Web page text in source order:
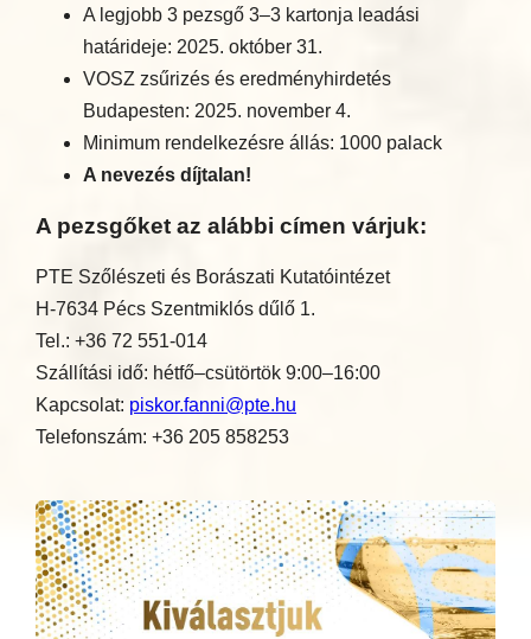
A legjobb 3 pezsgő 3–3 kartonja leadási
határideje: 2025. október 31.
VOSZ zsűrizés és eredményhirdetés
Budapesten: 2025. november 4.
Minimum rendelkezésre állás: 1000 palack
A nevezés díjtalan!
A pezsgőket az alábbi címen várjuk:
PTE Szőlészeti és Borászati Kutatóintézet
H-7634 Pécs Szentmiklós dűlő 1.
Tel.: +36 72 551-014
Szállítási idő: hétfő–csütörtök 9:00–16:00
Kapcsolat: piskor.fanni@pte.hu
Telefonszám: +36 205 858253